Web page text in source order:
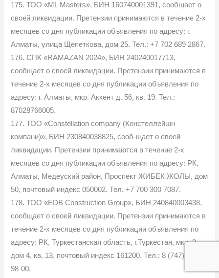
175. ТОО «ML Masters», БИН 160740001391, сообщает о
своей ликвидации. Претензии принимаются в течение 2-х
месяцев со дня публикации объявления по адресу: г.
Алматы, улица Щепеткова, дом 25. Тел.: +7 702 689 2867.
176. СПК «RAMAZAN 2024», БИН 240240017713,
сообщает о своей ликвидации. Претензии принимаются в
течение 2-х месяцев со дня публикации объявления по
адресу: г. Алматы, мкр. Аккент д. 56, кв. 19. Тел.:
87028766005.
177. ТОО «Constellation company (Констеллейшн
компани)», БИН 230840038825, сооб-щает о своей
ликвидации. Претензии принимаются в течение 2-х
месяцев со дня публикации объявления по адресу: РК,
Алматы, Медеуский район, Проспект ЖИБЕК ЖОЛЫ, дом
50, почтовый индекс 050002. Тел. +7 700 300 7087.
178. ТОО «EDB Construction Group», БИН 240840003438,
сообщает о своей ликвидации. Претензии принимаются в
течение 2-х месяцев со дня публикации объявления по
адресу: РК, Туркестанская область, г.Туркестан, мкр. 2,
дом 4, кв. 13, почтовый индекс 161200. Тел.: 8 (747) 704-
98-00.